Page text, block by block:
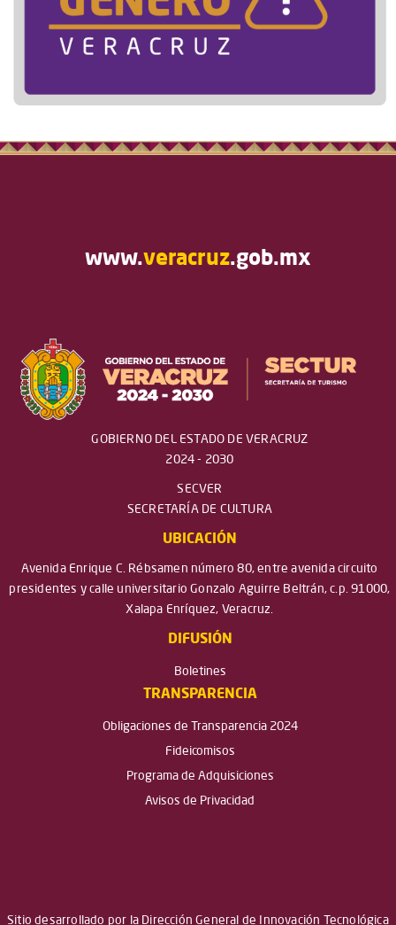
www.veracruz.gob.mx
GOBIERNO DEL ESTADO DE VERACRUZ
2024 - 2030
SECVER
SECRETARÍA DE CULTURA
UBICACIÓN
Avenida Enrique C. Rébsamen número 80, entre avenida circuito
presidentes y calle universitario Gonzalo Aguirre Beltrán, c.p. 91000,
Xalapa Enríquez, Veracruz.
DIFUSIÓN
Boletines
TRANSPARENCIA
Obligaciones de Transparencia 2024
Fideicomisos
Programa de Adquisiciones
Avisos de Privacidad
Sitio desarrollado por la Dirección General de Innovación Tecnológica